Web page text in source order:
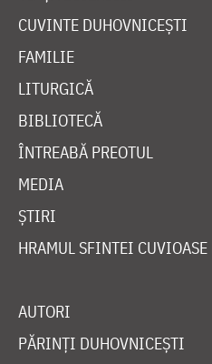
CUVINTE DUHOVNICEȘTI
FAMILIE
LITURGICĂ
BIBLIOTECĂ
ÎNTREABĂ PREOTUL
MEDIA
ȘTIRI
HRAMUL SFINTEI CUVIOASE
AUTORI
PĂRINȚI DUHOVNICEȘTI